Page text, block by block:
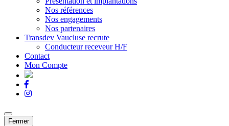
Nos références
Nos engagements
Nos partenaires
Transdev Vaucluse recrute
Conducteur receveur H/F
Contact
Mon Compte
Fermer